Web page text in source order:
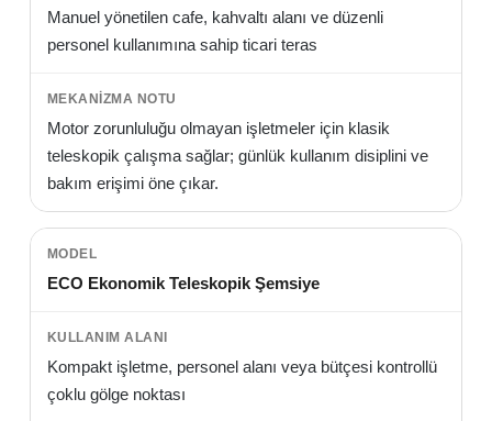
Manuel yönetilen cafe, kahvaltı alanı ve düzenli
personel kullanımına sahip ticari teras
Motor zorunluluğu olmayan işletmeler için klasik
teleskopik çalışma sağlar; günlük kullanım disiplini ve
bakım erişimi öne çıkar.
ECO Ekonomik Teleskopik Şemsiye
Kompakt işletme, personel alanı veya bütçesi kontrollü
çoklu gölge noktası